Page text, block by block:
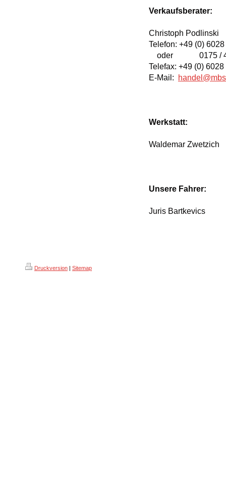
Verkaufsberater:
Christoph Podlinski
Telefon: +49 (0)
oder 0175 /
Telefax: +49 (0)
E-Mail:
Werkstatt:
Waldemar Zwetzich
Unsere Fahrer:
Juris Bartkevics
Druckversion | Sitemap